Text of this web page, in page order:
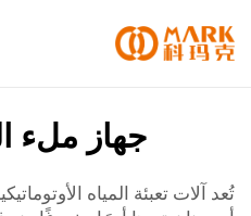
جهاز ملء الماء
تعبئة المياه الأوتوماتيكية